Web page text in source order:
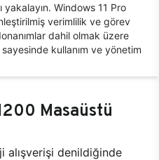
Windows 11 Pro
verimlilik ve görev
dahil olmak üzere
kullanım ve yönetim
Masaüstü
alışverişi denildiğinde